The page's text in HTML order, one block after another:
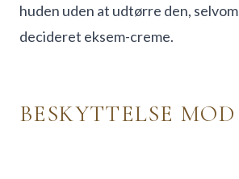
huden uden at udtørre den,
decideret eksem-creme.
BESKYTTELSE